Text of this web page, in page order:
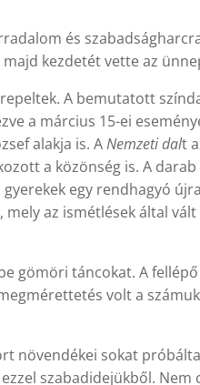
és
kezdetét vette az
A bemutatott
a március 15-ei
alakja is. ANemzeti dalt
a közönség is. A
egy rendhagyó
az ismétlések által
gömöri táncokat. A
volt a
növendékei sokat
szabadidejükből. Nem